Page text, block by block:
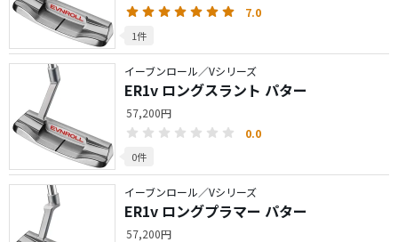
7.0
1件
イーブンロール／Vシリーズ
ER1v ロングスラント パター
57,200円
0.0
0件
イーブンロール／Vシリーズ
ER1v ロングプラマー パター
57,200円